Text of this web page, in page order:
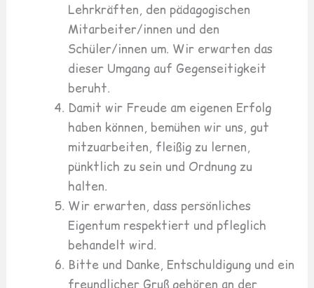
Lehrkräften, den pädagogischen
Mitarbeiter/innen und den
Schüler/innen um. Wir erwarten das
dieser Umgang auf Gegenseitigkeit
beruht.
Damit wir Freude am eigenen Erfolg
haben können, bemühen wir uns, gut
mitzuarbeiten, fleißig zu lernen,
pünktlich zu sein und Ordnung zu
halten.
Wir erwarten, dass persönliches
Eigentum respektiert und pfleglich
behandelt wird.
Bitte und Danke, Entschuldigung und ein
freundlicher Gruß gehören an der